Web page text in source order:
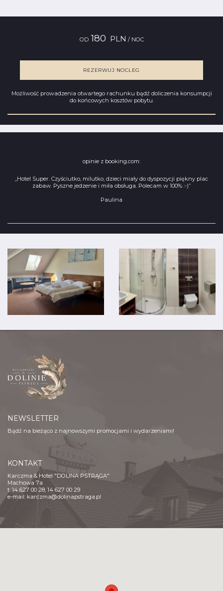
OD 180 PLN / NOC
REZERWUJ NOCLEG
Możliwość prowadzenia otwartego rachunku bądź doliczenia konsumpcji
do końcowych kosztów pobytu.
opinie z booking.com:
„Hotel Super. Czyściutko, milutko, dzieci miały do dyspozycji piękny plac
zabaw. Pyszne jedzenie i miła obsługa. Polecam w 100% :-)”
Paulina
NEWSLETTER
Bądź na bieżąco z najnowszymi promocjami i wydarzeniami!
KONTAKT
Karczma & Hotel "DOLINA PSTRĄGA"
Machowa 7a
t: 14 627 00 28, 14 627 00 29
e-mail: karczma@dolinapstraga.pl